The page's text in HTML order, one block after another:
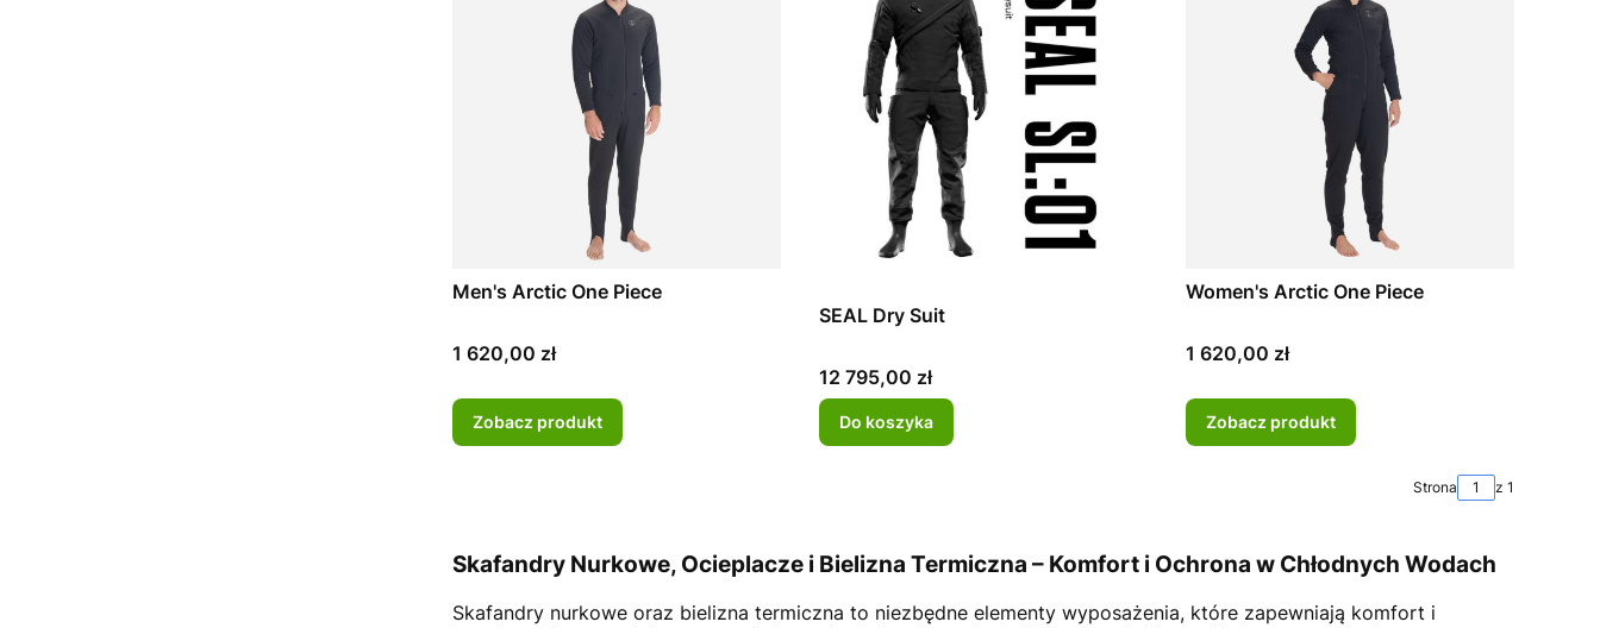
Men's Arctic One Piece
Cena
1 620,00 zł
Zobacz produkt
SEAL Dry Suit
Cena
12 795,00 zł
Do koszyka
Women's Arctic One Piece
Cena
1 620,00 zł
Zobacz produkt
Strona z 1
Skafandry Nurkowe, Ocieplacze i Bielizna Termiczna – Komfort i Ochrona w Chłodnych Wodach
Skafandry nurkowe oraz bielizna termiczna to niezbędne elementy wyposażenia, które zapewniają komfort i